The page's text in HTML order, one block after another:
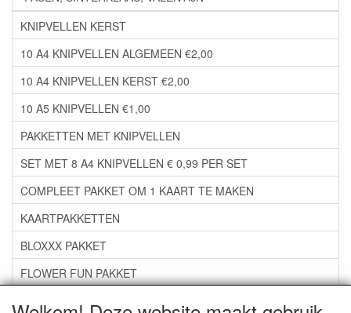
KNIPVELLEN KERST
10 A4 KNIPVELLEN ALGEMEEN €2,00
10 A4 KNIPVELLEN KERST €2,00
10 A5 KNIPVELLEN €1,00
PAKKETTEN MET KNIPVELLEN
SET MET 8 A4 KNIPVELLEN € 0,99 PER SET
COMPLEET PAKKET OM 1 KAART TE MAKEN
KAARTPAKKETTEN
BLOXXX PAKKET
FLOWER FUN PAKKET
***GROEP 06*** TAPE/LIJM SNIJMALLEN STEMPELS